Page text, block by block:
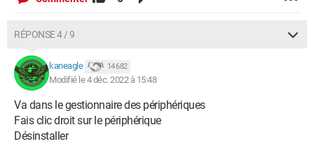
RÉPONSE 4 / 9
kaneagle 14 682
Modifié le 4 déc. 2022 à 15:48
Va dans le gestionnaire des périphériques
Fais clic droit sur le périphérique
Désinstaller